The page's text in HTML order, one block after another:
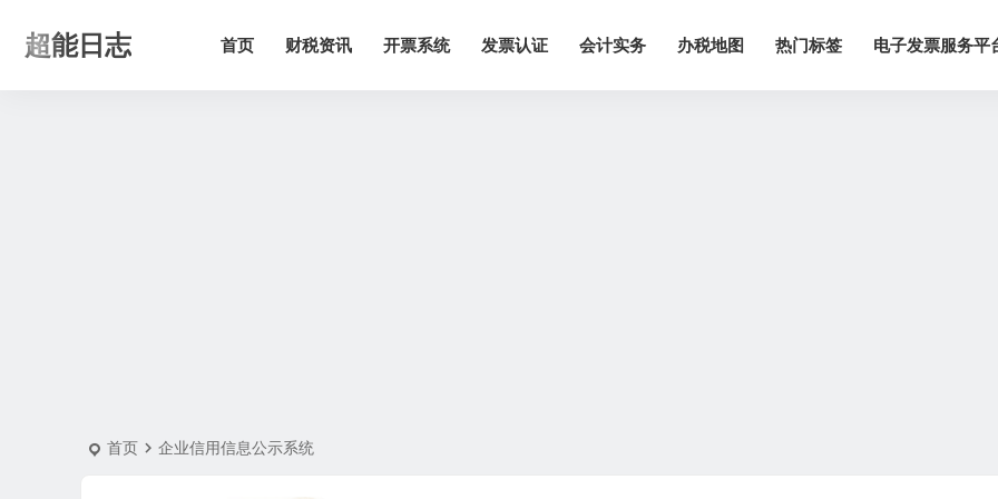
超能日志 首页 财税资讯 开票系统 发票认证 会计实务 办税地图 热门标签 电子发票服务平
首页 企业信用信息公示系统